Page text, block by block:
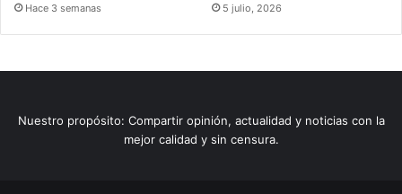
Hace 3 semanas 5 julio, 2026
Nuestro propósito: Compartir opinión, actualidad y noticias con la
mejor calidad y sin censura.